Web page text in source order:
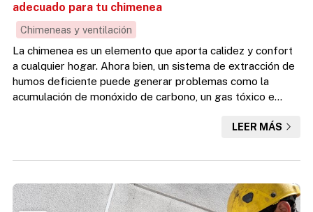
adecuado para tu chimenea
Chimeneas y ventilación
La chimenea es un elemento que aporta calidez y confort
a cualquier hogar. Ahora bien, un sistema de extracción de
humos deficiente puede generar problemas como la
acumulación de monóxido de carbono, un gas tóxico e
de hollín en el interior de la vivienda. Por ello, para
resulta imprescindible contar con un buen sistema de
Vertica...
LEER MÁS